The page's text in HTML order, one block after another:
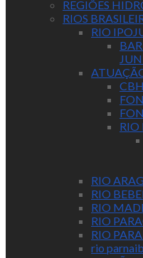
REGIÕES
RIOS
RIO
RIO
RIO
RIO
RIO
RIO
RIO
rio